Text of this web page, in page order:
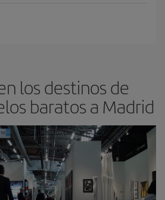
los destinos de
baratos a Madrid